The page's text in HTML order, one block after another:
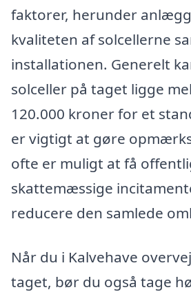
faktorer, herunder
kvaliteten af solcellerne
installationen. Generelt
solceller på taget ligge
120.000 kroner for et
er vigtigt at gøre
ofte er muligt at få
skattemæssige
reducere den samlede
Når du i Kalvehave
taget, bør du også tage